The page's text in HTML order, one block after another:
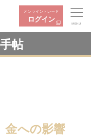
オンライントレード
ログイン
MENU
帖
金への影響